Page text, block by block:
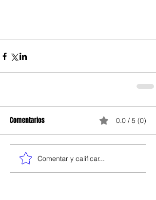
Comentarios 0.0 / 5 (0)
Comentar y calificar...